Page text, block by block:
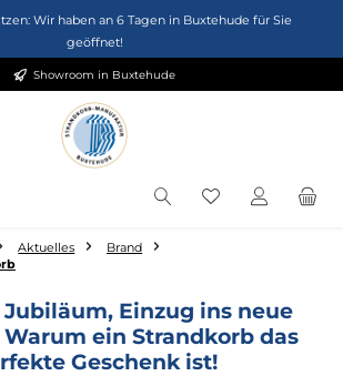
Wir haben an 6 Tagen in Buxtehude für Sie
geöffnet!
Showroom in Buxtehude
Du hast 0
Aktuelles
Brand
Einzug ins neue
Warum ein Strandkorb das
Geschenk ist!